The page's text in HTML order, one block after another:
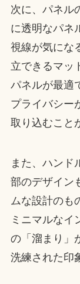
次に、パネル
に透明なパネ
視線が気にな
立できるマッ
パネルが最適
プライバシー
取り込むこと
また、ハンド
部のデザイン
ムな設計のも
ミニマルなイ
の「溜まり」
洗練された印